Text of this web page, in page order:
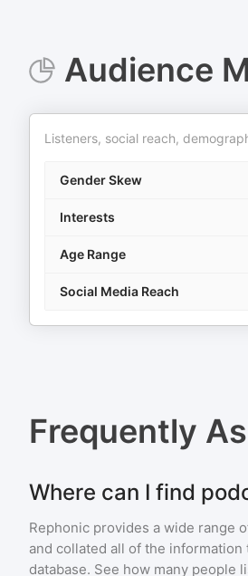
Audience
Listeners, social reach,
Gender Skew
Interests
Age Range
Social Media Reach
Frequently
Where can I find
Rephonic provides a wide range
and collated all of the
database. See how many people